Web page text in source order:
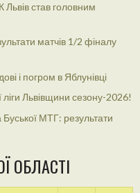
Львів став головним
матчів 1/2 фіналу
і погром в Яблунівці
Львівщини сезону-2026!
МТГ: результати
ОБЛАСТІ